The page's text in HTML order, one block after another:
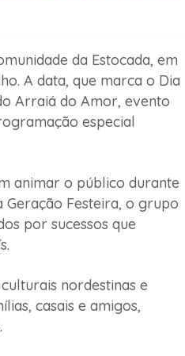
da Estocada, em
A data, que marca o Dia
Arraiá do Amor, evento
especial
animar o público durante
Geração Festeira, o grupo
por sucessos que
nordestinas e
casais e amigos,